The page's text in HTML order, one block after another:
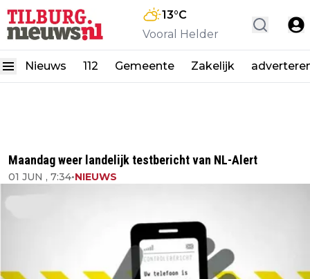
13°C
Vooral Helder
Nieuws 112 Gemeente Zakelijk
Maandag weer landelijk testbericht van NL-Alert
01 JUN , 7:34•NIEUWS